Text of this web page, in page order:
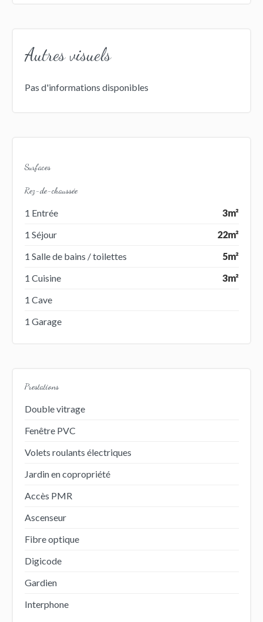
Autres visuels
Pas d'informations disponibles
Surfaces
Rez-de-chaussée
1 Entrée
3m²
1 Séjour
22m²
1 Salle de bains / toilettes
5m²
1 Cuisine
3m²
1 Cave
1 Garage
Prestations
Double vitrage
Fenêtre PVC
Volets roulants électriques
Jardin en copropriété
Accès PMR
Ascenseur
Fibre optique
Digicode
Gardien
Interphone